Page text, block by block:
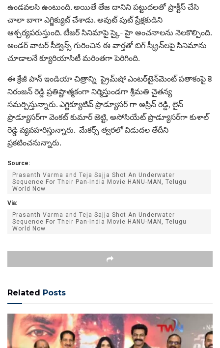
ఉండవలసి ఉంటుంది. అయితే తేజ దానిని పట్టుదలతో ప్రాక్టీస్ చేసి
చాలా బాగా ఎగ్జిక్యుట్ చేశాడు. అవుట్‌ పుట్ ప్రేక్షకుడిని
ఆశ్చర్యపరుస్తుంది. టీజర్ సినిమాపై స్కై- హై అంచనాలను నెలకొల్పింది.
అండర్ వాటర్ సీక్వెన్స్ గురించిన ఈ వార్తతో బిగ్ స్క్రీన్‌లపై సినిమాను
చూడాలనే క్యూరియాసిటీ మరింతగా పెరిగింది.
ఈ క్రేజీ పాన్ ఇండియా చిత్రాన్ని ప్రైమ్‌షో ఎంటర్‌టైన్‌మెంట్ పతాకంపై కె
నిరంజన్ రెడ్డి ప్రతిష్టాత్మకంగా నిర్మిస్తుండగా శ్రీమతి చైతన్య
సమర్పిస్తున్నారు. ఎగ్జిక్యూటివ్ ప్రొడ్యూసర్‌ గా అస్రిన్ రెడ్డి, లైన్
ప్రొడ్యూసర్‌గా వెంకట్ కుమార్ జెట్టి, అసోసియేట్ ప్రొడ్యూసర్‌గా కుశాల్
రెడ్డి వ్యవహరిస్తున్నారు. మేకర్స్ త్వరలో విడుదల తేదీని
ప్రకటించనున్నారు.
Source:
Prasanth Varma and Teja Sajja Shot An Underwater
Sequence For Their Pan-India Movie HANU-MAN, Telugu
World Now
Via:
Prasanth Varma and Teja Sajja Shot An Underwater
Sequence For Their Pan-India Movie HANU-MAN, Telugu
World Now
Related Posts